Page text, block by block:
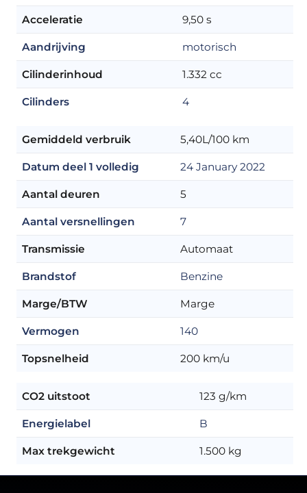
Acceleratie 9,50 s
Aandrijving motorisch
Cilinderinhoud 1.332 cc
Cilinders 4
Gemiddeld verbruik 5,40L/100 km
Datum deel 1 volledig 24 January 2022
Aantal deuren 5
Aantal versnellingen 7
Transmissie Automaat
Brandstof Benzine
Marge/BTW Marge
Vermogen 140
Topsnelheid 200 km/u
CO2 uitstoot 123 g/km
Energielabel B
Max trekgewicht 1.500 kg